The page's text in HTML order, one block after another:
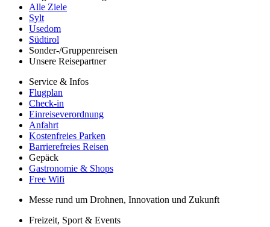
Flüge finden
Flüge & Urlaubsangebote
Alle Ziele
Sylt
Usedom
Südtirol
Sonder-/Gruppenreisen
Unsere Reisepartner
Service & Infos
Flugplan
Check-in
Einreiseverordnung
Anfahrt
Kostenfreies Parken
Barrierefreies Reisen
Gepäck
Gastronomie & Shops
Free Wifi